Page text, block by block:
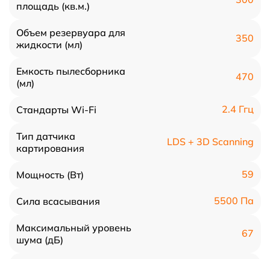
площадь (кв.м.)
Объем резервуара для
жидкости (мл)
350
Емкость пылесборника
(мл)
470
Стандарты Wi-Fi 2.4 Ггц
Тип датчика
картирования
LDS + 3D Scanning
Мощность (Вт) 59
Сила всасывания 5500 Па
Максимальный уровень
шума (дБ)
67